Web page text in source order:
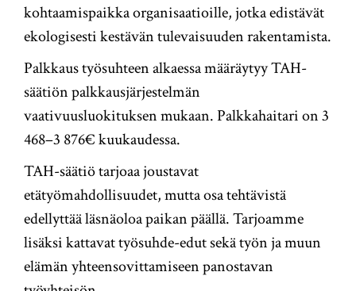
kohtaamispaikka organisaatioille, jotka edistävät
ekologisesti kestävän tulevaisuuden rakentamista.
Palkkaus työsuhteen alkaessa määräytyy TAH-
säätiön palkkausjärjestelmän
vaativuusluokituksen mukaan. Palkkahaitari on 3
468–3 876€ kuukaudessa.
TAH-säätiö tarjoaa joustavat
etätyömahdollisuudet, mutta osa tehtävistä
edellyttää läsnäoloa paikan päällä. Tarjoamme
lisäksi kattavat työsuhde-edut sekä työn ja muun
elämän yhteensovittamiseen panostavan